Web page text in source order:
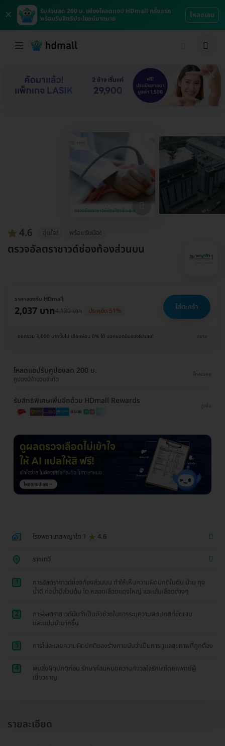
×
รับส่วนลด 200 บ. เพียงโหลดแอป HDmall ครั้งแรก
พร้อมรับสิทธิประโยชน์มากมาย
โหลดเลย
4.6 อุ่นใจ! พร้อมรับมือ!
ตรวจอัลตราซาวด์ช่องท้องส่วนบน
ราคาจองกับ HDmall
2,037 บาท4,130 บาท ประหยัด 51% ใส่ตะกร้า
ยอดรวม 3,000 บาทขึ้นไป เลือกผ่อน 0% ได้ บอกแอดมินของเราเลย! ขยาย
โหลดแอปรับคูปองลด 200 บ.
คูปองมีจำนวนจำกัด
โหลดเลย
รับสิทธิพิเศษเพิ่มอีกด้วย HDmall Rewards
ดูเพิ่ม
โรงพยาบาลพญาไท 1 4.6
ราชเทวี
1
การอัลตราซาวด์ช่องท้องส่วนบน ทำให้เห็นความผิดปกติในตับ ม้าม ถุง
น้ำดี ท่อน้ำดีส่วนต้น ไต หลอดเลือดแดงใหญ่ และเส้นเลือดต่างๆ
2
การอัลตราซาวด์นับว่าเป็นตัวช่วยในการระบุความผิดปกติที่ชัดเจน
เเละเเม่นยำมากขึ้น
3 การไม่ละเลยความผิดปกติของร่างกายนับว่าเป็นการดูเเลสุขภาพที่ถูกต้อง
4
พบสิ่งผิดปกติก่อน รักษาก่อนหมดความกังวลใจรักษาโดยเเพทย์ผู้
เชี่ยวชาญ
รายละเอียด